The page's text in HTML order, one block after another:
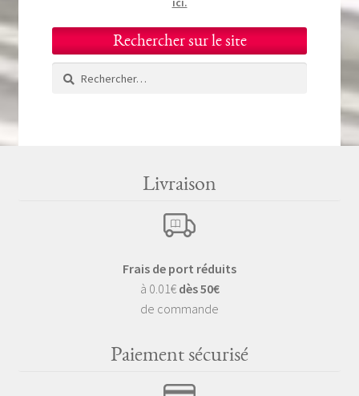
Rechercher sur le site
Rechercher :
Livraison
Frais de port réduits
à 0.01€ dès 50€
de commande
Paiement sécurisé